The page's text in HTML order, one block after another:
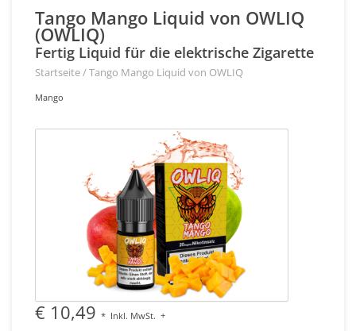
Tango Mango Liquid von OWLIQ
(OWLIQ)
Fertig Liquid für die elektrische Zigarette
Startseite/Tango Mango Liquid von OWLIQ
Mango
€ 10,49 * Inkl. MwSt. +